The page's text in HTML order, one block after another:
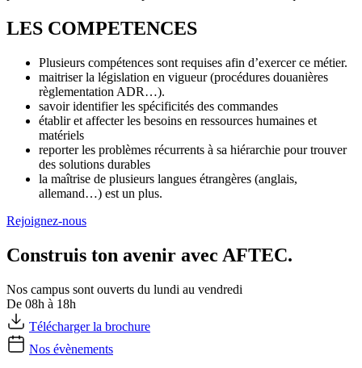
LES COMPETENCES
Plusieurs compétences sont requises afin d’exercer ce métier.
maitriser la législation en vigueur (procédures douanières
règlementation ADR…).
savoir identifier les spécificités des commandes
établir et affecter les besoins en ressources humaines et
matériels
reporter les problèmes récurrents à sa hiérarchie pour trouver
des solutions durables
la maîtrise de plusieurs langues étrangères (anglais,
allemand…) est un plus.
Rejoignez-nous
Construis ton avenir avec AFTEC.
Nos campus sont ouverts du lundi au vendredi
De 08h à 18h
Télécharger la brochure
Nos évènements